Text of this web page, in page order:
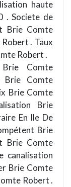
haute
. Societe de
Brie Comte
. Taux
Robert .
Brie Comte
Brie Comte
Brie Comte
Brie
En Ile De
Brie
Brie Comte
canalisation
Brie Comte
Robert .